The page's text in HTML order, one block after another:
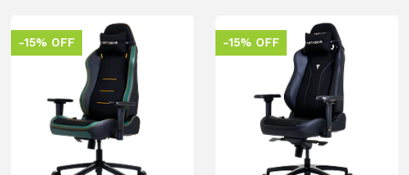
-15% OFF -15% OFF